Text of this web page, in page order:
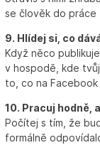
se člověk do práce
9. Hlídej si, co
Když něco
v hospodě, kde
to, co na Facebook
10. Pracuj hodně,
Počítej s tím, že
formálně